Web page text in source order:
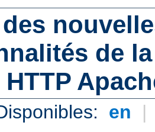
de
en |